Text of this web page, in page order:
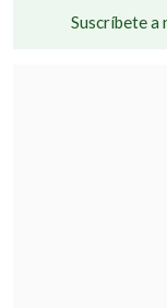
Suscríbete a